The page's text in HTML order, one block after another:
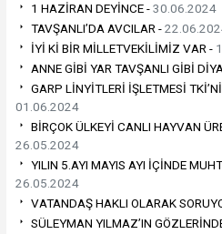
1 HAZİRAN DEYİNCE -30.06.2024
TAVŞANLI’DA AVCILAR -
İYİ Kİ BİR MİLLETVEKİLİMİZ VAR -
ANNE GİBİ YAR TAVŞANLI GİBİ
GARP LİNYİTLERİ İŞLETMESİ
01.06.2024
BİRÇOK ÜLKEYİ CANLI HAYVAN
26.05.2024
YILIN 5.AYI MAYIS AYI İÇİNDE
26.05.2024
VATANDAŞ HAKLI OLARAK
SÜLEYMAN YILMAZ’IN